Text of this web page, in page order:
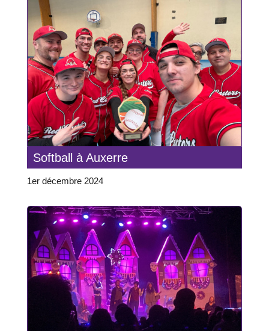
Softball à Auxerre
1er décembre 2024